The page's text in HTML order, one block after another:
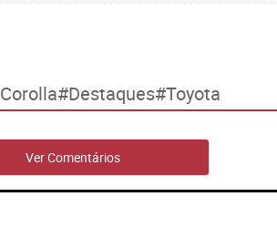
Corolla Destaques Toyota
Ver Comentários